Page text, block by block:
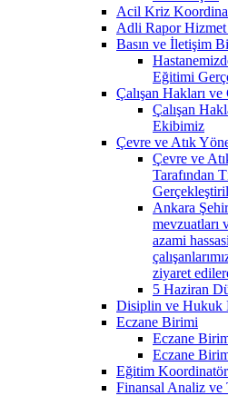
Acil Kriz
Adli Rapor
Basın ve İletişim
Eğitimi
Çalışan Hakları
Çalışan
Ekibimiz
Çevre ve Atık
Çevre ve
Tarafından
Ankara
mevzuatları
azami
ziyaret
5 Haziran
Disiplin ve Hukuk
Eczane Birimi
Eczane
Eczane
Eğitim
Finansal Analiz